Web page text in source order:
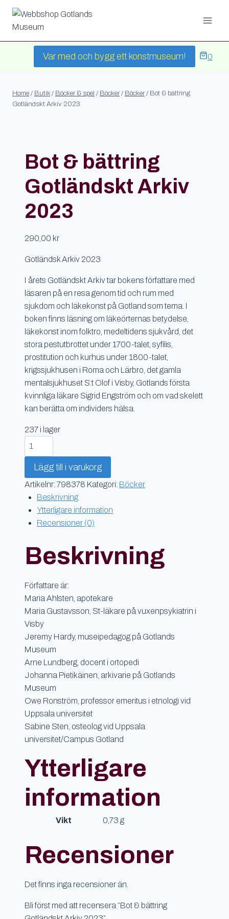
Skip
content
Var med och bygg ett konstmuseum! 0
Home / Butik / Böcker & spel / Böcker / Böcker / Bot & bättring
Gotländskt Arkiv 2023
Bot & bättring
Gotländskt Arkiv
2023
290,00 kr
Gotländsk Arkiv 2023
I årets Gotländskt Arkiv tar bokens författare med
läsaren på en resa genom tid och rum med
sjukdom och läkekonst på Gotland som tema. I
boken finns läsning om läkeörternas betydelse,
läkekonst inom folktro, medeltidens sjukvård, det
stora pestutbrottet under 1700-talet, syfilis,
prostitution och kurhus under 1800-talet,
krigssjukhusen i Roma och Lärbro, det gamla
mentalsjukhuset S:t Olof i Visby, Gotlands första
kvinnliga läkare Sigrid Engström och om vad skelett
kan berätta om individers hälsa.
237 i lager
Bot
&
bättring
Gotländskt
Arkiv
2023
mängd
Lägg till i varukorg
Artikelnr: 798378 Kategori: Böcker
Beskrivning
Ytterligare information
Recensioner (0)
Beskrivning
Författare är:
Maria Ahlsten, apotekare
Maria Gustavsson, St-läkare på vuxenpsykiatrin i
Visby
Jeremy Hardy, museipedagog på Gotlands
Museum
Arne Lundberg, docent i ortopedi
Johanna Pietikäinen, arkivarie på Gotlands
Museum
Owe Ronström, professor emeritus i etnologi vid
Uppsala universitet
Sabine Sten, osteolog vid Uppsala
universitet/Campus Gotland
Ytterligare
information
Vikt 0,73 g
Recensioner
Det finns inga recensioner än.
Bli först med att recensera ”Bot & bättring